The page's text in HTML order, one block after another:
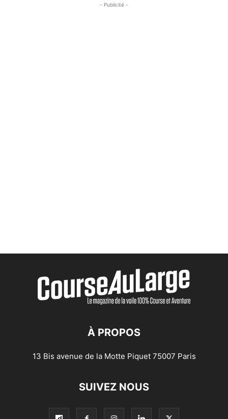
- Publicité -
À PROPOS
13 Bis avenue de la Motte Piquet 75007 Paris
SUIVEZ NOUS